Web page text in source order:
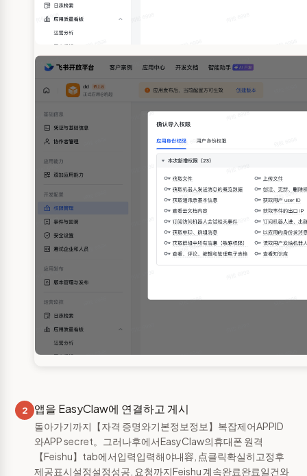
2 앱을 EasyClaw에 연결하고 게시
돌아가기까지【자격 증명와기본정보정보】복잡제어APPID
와APP secret。그러나후에서EasyClaw의휴대폰 원격
【Feishu】tab에서입력입력해야내容, 点클릭확실히고정후
제공표시설정설정성공, 요청까지Feishu 계속완료완료일건와